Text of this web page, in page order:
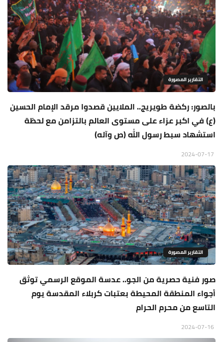
التقارير المصورة
بالصور: ركضة طويريج.. الملايين قصدوا مرقد الإمام الحسين
(ع) في اكبر عزاء على مستوى العالم بالتزامن مع لحظة
استشهاد سبط رسول الله (ص وآله)
التقارير المصورة
‎صور فنية حصرية من الجو.. عدسة الموقع الرسمي توثق
أجواء المنطقة المحيطة بعتبات كربلاء المقدسة يوم
التاسع من محرم الحرام